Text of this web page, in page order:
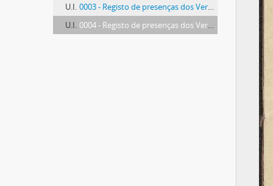
U.I. 0003 - Registo de presenças dos Vereadores nas Sessões da Câmara Municipal, 1923-1924
U.I. 0004 - Registo de presenças dos Vereadores nas Sessões da Câmara Municipal, 1925